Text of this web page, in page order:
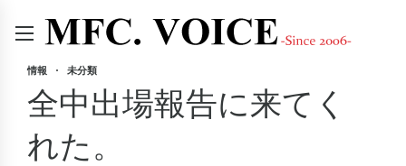
情報 未分類
全中出場報告に来てく
れた。